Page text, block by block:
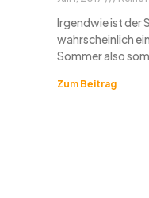
Irgendwie ist der
wahrscheinlich
Sommer also
Zum Beitrag